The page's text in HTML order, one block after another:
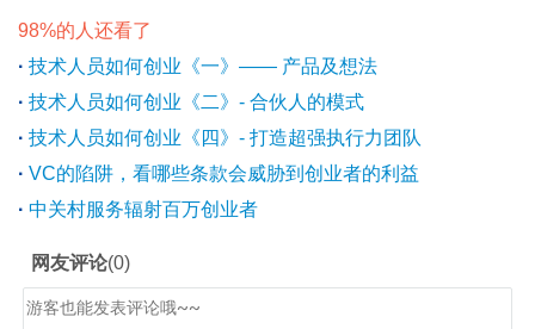
98%的人还看了
· 技术人员如何创业《一》—— 产品及想法
· 技术人员如何创业《二》- 合伙人的模式
· 技术人员如何创业《四》- 打造超强执行力团队
· VC的陷阱，看哪些条款会威胁到创业者的利益
· 中关村服务辐射百万创业者